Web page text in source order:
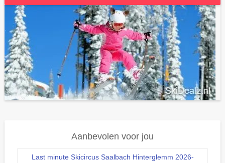
Aanbevolen voor jou
Last minute Skicircus Saalbach Hinterglemm 2026-